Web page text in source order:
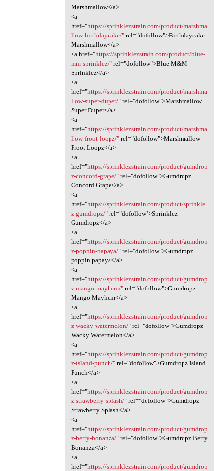
Marshmallow</a>
<a
href="https://sprinklezstrain.com/product/marshma
llow-birthdaycake/"rel="dofollow">Birthdaycake
Marshmallow</a>
<a href="https://sprinklezstrain.com/product/blue-
mm-sprinklez/"rel="dofollow">Blue M&M
Sprinklez</a>
<a
href="https://sprinklezstrain.com/product/marshma
llow-super-duper/"rel="dofollow">Marshmallow
Super Duper</a>
<a
href="https://sprinklezstrain.com/product/marshma
llow-froot-loopz/"rel="dofollow">Marshmallow
Froot Loopz</a>
<a
href="https://sprinklezstrain.com/product/gumdrop
z-concord-grape/"rel="dofollow">Gumdropz
Concord Grape</a>
<a
href="https://sprinklezstrain.com/product/sprinkle
z-gumdropz/"rel="dofollow">Sprinklez
Gumdropz</a>
<a
href="https://sprinklezstrain.com/product/gumdrop
z-poppin-papaya/"rel="dofollow">Gumdropz
poppin papaya</a>
<a
href="https://sprinklezstrain.com/product/gumdrop
z-mango-mayhem/"rel="dofollow">Gumdropz
Mango Mayhem</a>
<a
href="https://sprinklezstrain.com/product/gumdrop
z-wacky-watermelon/"rel="dofollow">Gumdropz
Wacky Watermelon</a>
<a
href="https://sprinklezstrain.com/product/gumdrop
z-island-punch/"rel="dofollow">Gumdropz Island
Punch</a>
<a
href="https://sprinklezstrain.com/product/gumdrop
z-strawberry-splash/"rel="dofollow">Gumdropz
Strawberry Splash</a>
<a
href="https://sprinklezstrain.com/product/gumdrop
z-berry-bonanza/"rel="dofollow">Gumdropz Berry
Bonanza</a>
<a
href="https://sprinklezstrain.com/product/gumdrop